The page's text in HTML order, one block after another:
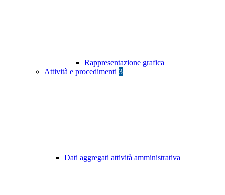
Rappresentazione grafica
Attività e procedimenti 3
Dati aggregati attività amministrativa